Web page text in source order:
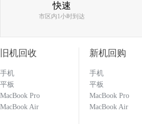
快速
市区内1小时到达
新机回购
手机
平板
MacBook Pro
MacBook Air
旧机回收
手机
平板
MacBook Pro
MacBook Air